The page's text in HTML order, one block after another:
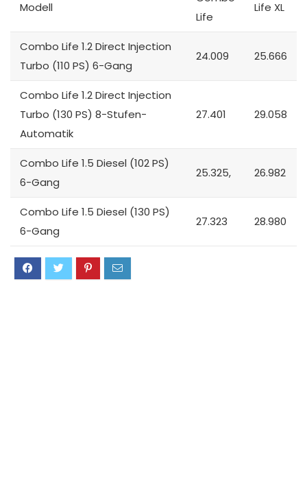
Modell
Life
Life XL
Combo Life 1.2 Direct Injection
Turbo (110 PS) 6-Gang
24.009 25.666
Combo Life 1.2 Direct Injection
Turbo (130 PS) 8-Stufen-
Automatik
27.401 29.058
Combo Life 1.5 Diesel (102 PS)
6-Gang
25.325, 26.982
Combo Life 1.5 Diesel (130 PS)
6-Gang
27.323 28.980